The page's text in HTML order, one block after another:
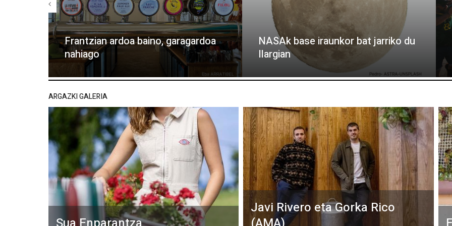
Frantzian ardoa baino, garagardoa
nahiago
NASAk base iraunkor bat jarriko du
Ilargian
ARGAZKI GALERIA
Javi Rivero eta Gorka Rico